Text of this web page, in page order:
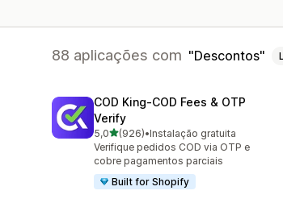
88 aplicações com Descontos
COD King‑COD Fees & OTP
Verify
5,0de 5 estrelas
(926)
926 total de avaliações
•Instalação gratuita
Verifique pedidos COD via OTP e
cobre pagamentos parciais
Built for Shopify